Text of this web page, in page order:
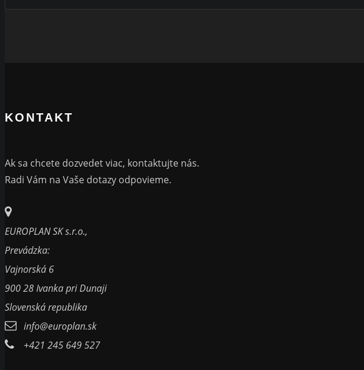
KONTAKT
Ak sa chcete dozvedet viac, kontaktujte nás.
Radi Vám na Vaše dotazy odpovieme.
EUROPLAN SK s.r.o.,
Prevádzka:
Vajnorská 6
900 28 Ivanka pri Dunaji
Slovenská republika
info@europlan.sk
+421 245 649 527